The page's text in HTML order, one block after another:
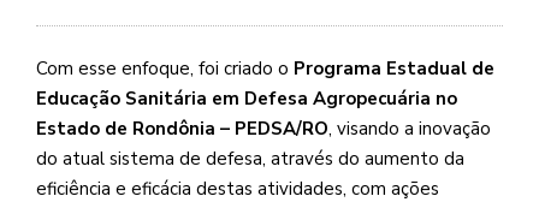
Com esse enfoque, foi criado o Programa Estadual de
Educação Sanitária em Defesa Agropecuária no
Estado de Rondônia – PEDSA/RO, visando a inovação
do atual sistema de defesa, através do aumento da
eficiência e eficácia destas atividades, com ações